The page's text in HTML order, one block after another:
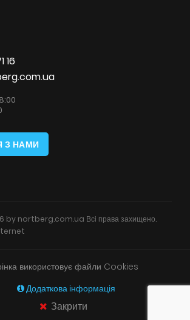
16
З НАМИ
nortberg.com.ua Всі права захищено.
використовує файли Cookies
Додаткова інформація
Закрити